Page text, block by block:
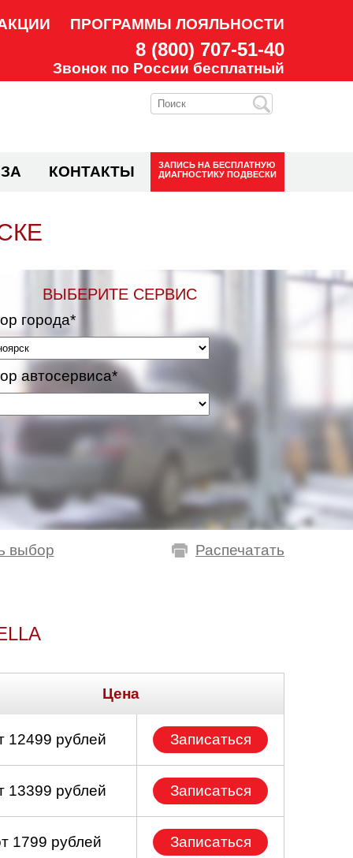
ПРОГРАММЫ ЛОЯЛЬНОСТИ
8 (800) 707-51-40
Звонок по России бесплатный
КОНТАКТЫ ЗАПИСЬ НА БЕСПЛАТНУЮ
ДИАГНОСТИКУ ПОДВЕСКИ
ВЫБЕРИТЕ СЕРВИС
города*
автосервиса*
Распечатать
выбор
Цена
12499 рублей Записаться
13399 рублей Записаться
1799 рублей Записаться